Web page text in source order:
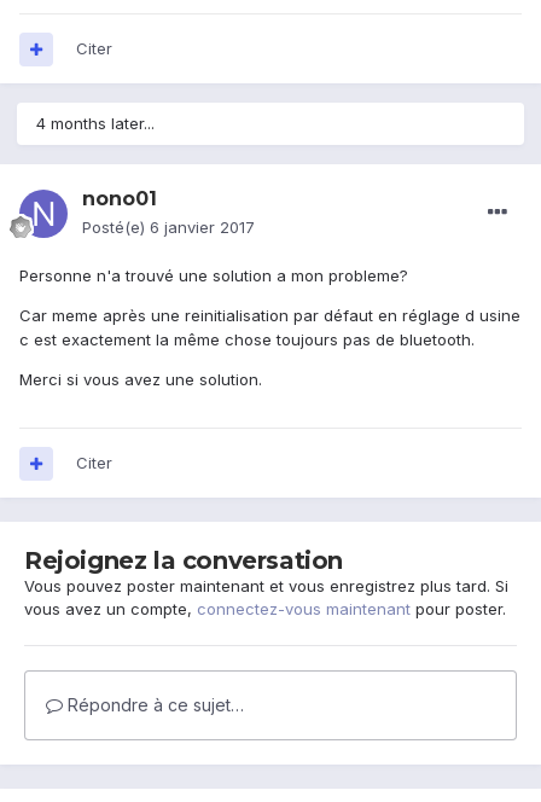
Citer
4 months later...
nono01
Posté(e) 6 janvier 2017
Personne n'a trouvé une solution a mon probleme?
Car meme après une reinitialisation par défaut en réglage d usine
c est exactement la même chose toujours pas de bluetooth.
Merci si vous avez une solution.
Citer
Rejoignez la conversation
Vous pouvez poster maintenant et vous enregistrez plus tard. Si
vous avez un compte, connectez-vous maintenant pour poster.
Répondre à ce sujet…